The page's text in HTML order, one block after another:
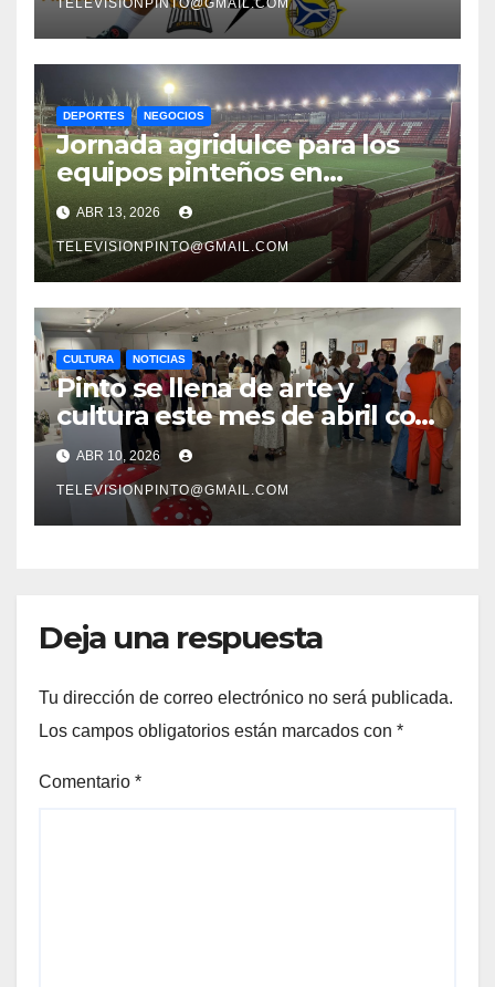
DEPORTES NEGOCIOS
Jornada agridulce para los
equipos pinteños en
Preferente con el liderato
del Atlético de Pinto bajo
amenaza
ABR 13, 2026
TELEVISIONPINTO@GMAIL.COM
CULTURA NOTICIAS
Pinto se llena de arte y
cultura este mes de abril con
una variada programación de
exposiciones y espectáculos
ABR 10, 2026
TELEVISIONPINTO@GMAIL.COM
Deja una respuesta
Tu dirección de correo electrónico no será publicada.
Los campos obligatorios están marcados con *
Comentario *